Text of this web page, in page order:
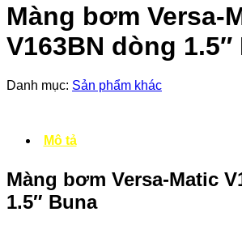
Màng bơm Versa-
V163BN dòng 1.5″
Danh mục: Sản phẩm khác
Mô tả
Màng bơm Versa-Matic
1.5″ Buna